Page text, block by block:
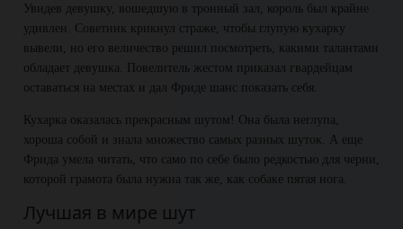
Увидев девушку, вошедшую в тронный зал, король был крайне
удивлен. Советник крикнул страже, чтобы глупую кухарку
вывели, но его величество решил посмотреть, какими талантами
обладает девушка. Повелитель жестом приказал гвардейцам
оставаться на местах и дал Фриде шанс показать себя.
Кухарка оказалась прекрасным шутом! Она была неглупа,
хороша собой и знала множество самых разных шуток. А еще
Фрида умела читать, что само по себе было редкостью для черни,
которой грамота была нужна так же, как собаке пятая нога.
Лучшая в мире шут